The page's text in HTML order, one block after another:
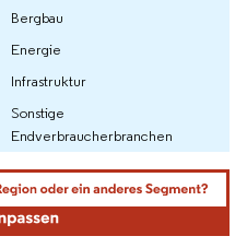
Bergbau
Energie
Infrastruktur
Sonstige
Endverbraucherbranchen